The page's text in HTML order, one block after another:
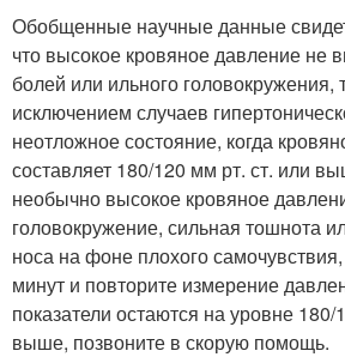
Обобщенные научные данные
что высокое кровяное давление не
болей или ильного
исключением случаев
неотложное состояние, когда
составляет 180/120 мм рт. ст. или
необычно высокое кровяное
головокружение, сильная тошнота
носа на фоне плохого
минут и повторите измерение
показатели остаются на уровне
выше, позвоните в скорую помощь.